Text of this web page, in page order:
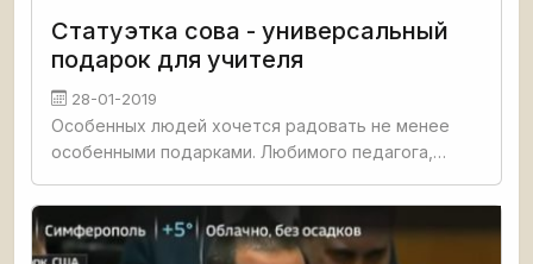
Статуэтка сова - универсальный
подарок для учителя
28-01-2019
Особенных людей хочется радовать не менее
особенными подарками. Любимого педагога,
опытом и душевным теплом можно впечатлить
символичным презентов в виде